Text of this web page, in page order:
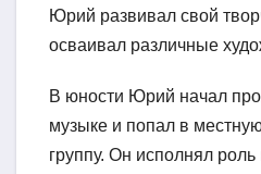
Юрий развивал свой
осваивал различные
В юности Юрий начал
музыке и попал в
группу. Он исполнял роль